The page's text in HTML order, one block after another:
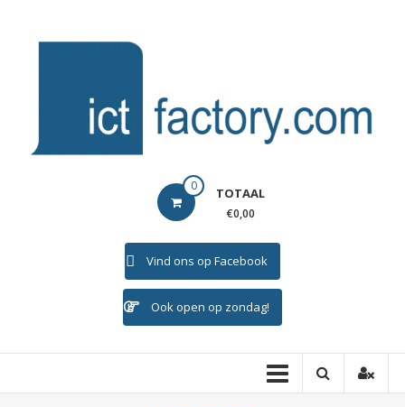
ICTFACTORY 0 TOTAAL
€0,00
Vind ons op Facebook
Ook open op zondag!